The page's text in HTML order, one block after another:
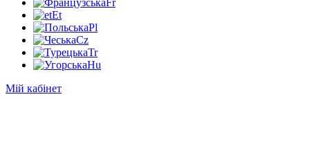
Fr
Et
Pl
Cz
Tr
Hu
Мій кабінет